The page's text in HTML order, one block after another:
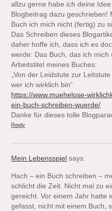
allzu gerne habe ich deine
Blogbeitrag dazu geschrieben!
Buch ich mich nicht (fertig) zu
Das Schreiben dieses
daher hoffe ich, dass ich es
werde: Das Buch, das ich
Arbeitstitel meines Buches:
„Von der Leidstute zur
wer ich wirklich bin“
https://www.muehelose-
ein-buch-schreiben-wuerde/
Danke für dieses tolle
Reply
Mein Lebensspiel says:
Hach – ein Buch schreiben –
schlicht die Zeit. Nicht mal zu
gereicht. Vor einem Jahr hatte
gefasst, nicht mit einem Buch,